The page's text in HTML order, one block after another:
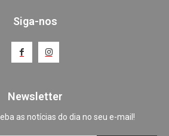
Siga-nos
Newsletter
as notícias do dia no seu e-mail!